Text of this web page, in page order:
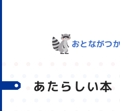
おとながつ
あたらしい本